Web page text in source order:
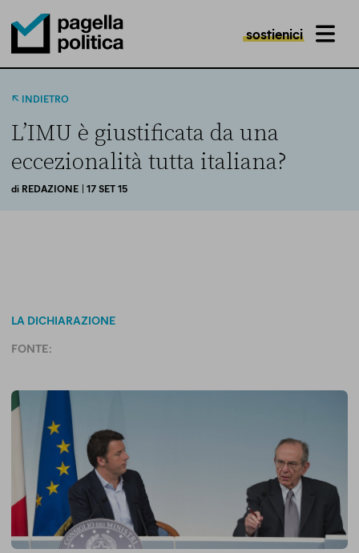
Pagella Politica Logo
sostienici MENU
INDIETRO
L’IMU è giustificata da una
eccezionalità tutta italiana?
di REDAZIONE | 17 SET 15
LA DICHIARAZIONE
FONTE: